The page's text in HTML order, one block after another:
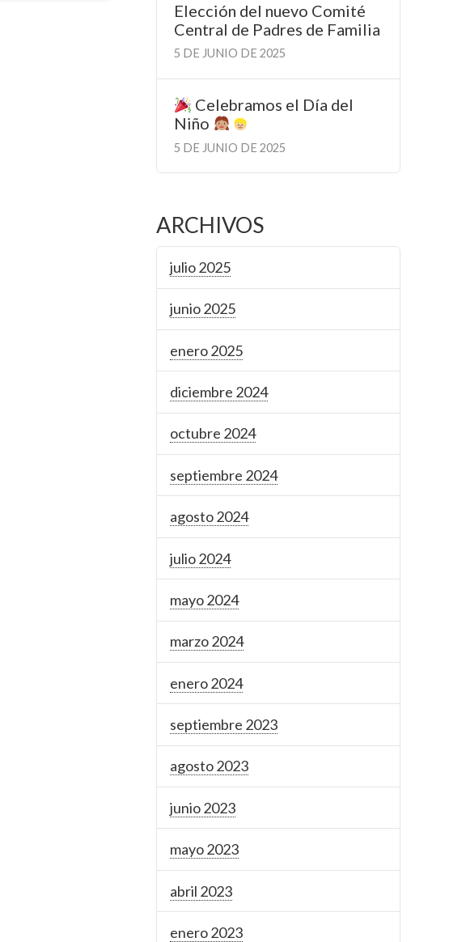
Elección del nuevo Comité
Central de Padres de Familia
5 DE JUNIO DE 2025
Celebramos el Día del
Niño
5 DE JUNIO DE 2025
ARCHIVOS
julio 2025
junio 2025
enero 2025
diciembre 2024
octubre 2024
septiembre 2024
agosto 2024
julio 2024
mayo 2024
marzo 2024
enero 2024
septiembre 2023
agosto 2023
junio 2023
mayo 2023
abril 2023
enero 2023